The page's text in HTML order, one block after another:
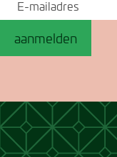
aanmelden